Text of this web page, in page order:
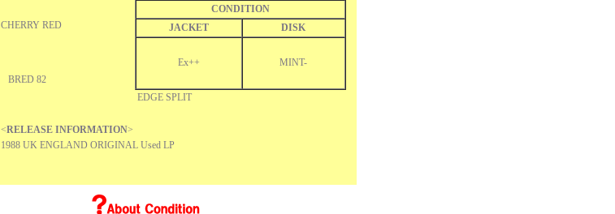
CHERRY RED
CONDITION
JACKET
DISK
Ex++ MINT-
EDGE SPLIT
BRED 82
<RELEASE INFORMATION>
1988 UK ENGLAND ORIGINAL Used LP